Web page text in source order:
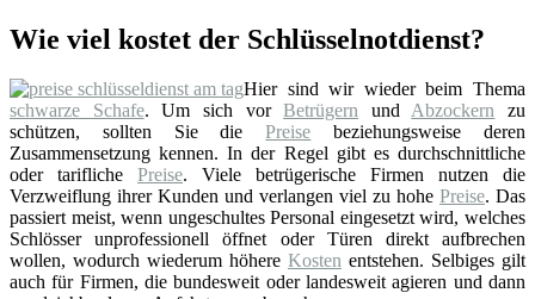
Wie viel kostet der Schlüsselnotdienst?
Hier sind wir wieder beim Thema
schwarze Schafe. Um sich vorBetrügern undAbzockern zu
schützen, sollten Sie diePreise beziehungsweise deren
Zusammensetzung kennen. In der Regel gibt es durchschnittliche
oder tarifliche Preise. Viele betrügerische Firmen nutzen die
Verzweiflung ihrer Kunden und verlangen viel zu hohe Preise. Das
passiert meist, wenn ungeschultes Personal eingesetzt wird, welches
Schlösser unprofessionell öffnet oder Türen direkt aufbrechen
wollen, wodurch wiederum höhere Kosten entstehen. Selbiges gilt
auch für Firmen, die bundesweit oder landesweit agieren und dann